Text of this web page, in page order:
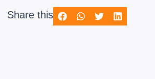
Share this